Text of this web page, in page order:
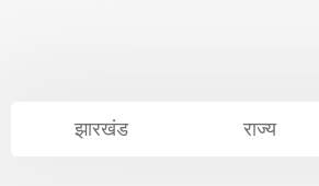
contentझारखंड राज्य